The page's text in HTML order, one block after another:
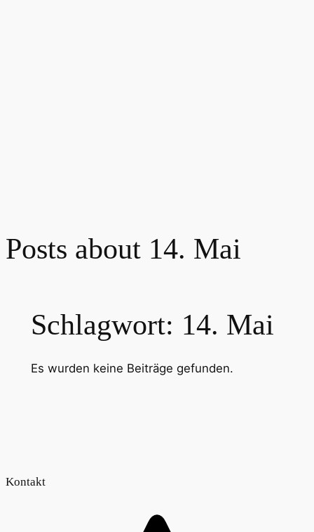
Posts about 14. Mai
Schlagwort: 14. Mai
Es wurden keine Beiträge gefunden.
Kontakt